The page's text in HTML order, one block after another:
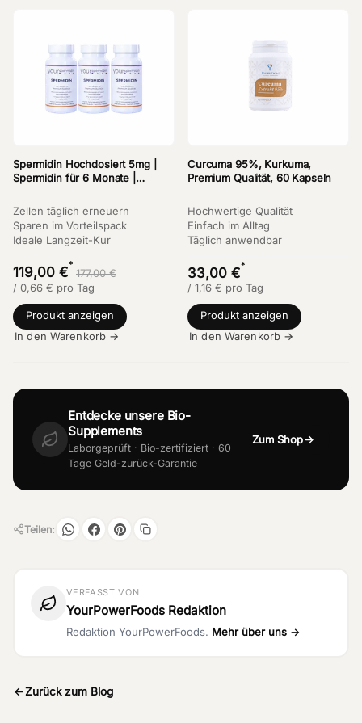
Spermidin Hochdosiert 5mg |
Spermidin für 6 Monate |
Kaufen | 3-er Vorteilsset
Zellen täglich erneuern
Sparen im Vorteilspack
Ideale Langzeit-Kur
119,00 €*
177,00 €
/ 0,66 € pro Tag
Produkt anzeigen
In den Warenkorb →
Curcuma 95%, Kurkuma,
Premium Qualität, 60 Kapseln
Hochwertige Qualität
Einfach im Alltag
Täglich anwendbar
33,00 €*
/ 1,16 € pro Tag
Produkt anzeigen
In den Warenkorb →
Entdecke unsere Bio-
Supplements
Laborgeprüft · Bio-zertifiziert · 60
Tage Geld-zurück-Garantie
Zum Shop
Teilen:
VERFASST VON
YourPowerFoods Redaktion
Redaktion YourPowerFoods. Mehr über uns →
Zurück zum Blog